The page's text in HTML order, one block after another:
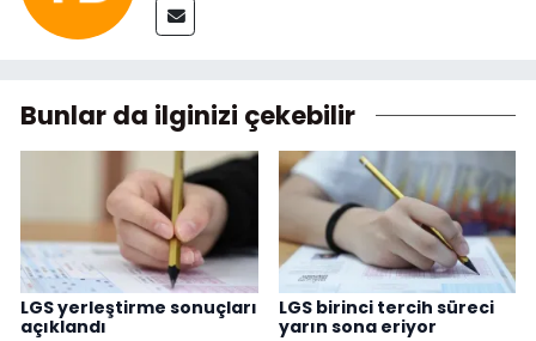
Bunlar da ilginizi çekebilir
LGS yerleştirme sonuçları
açıklandı
LGS birinci tercih süreci
yarın sona eriyor